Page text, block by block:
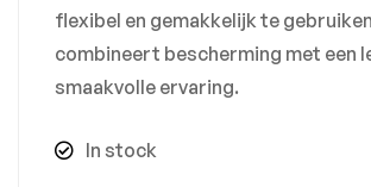
flexibel en gemakkelijk te
combineert bescherming met een
smaakvolle ervaring.
In stock